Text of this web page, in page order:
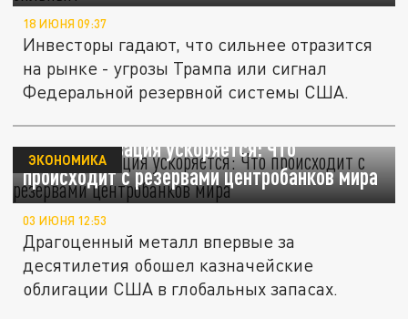
18 ИЮНЯ 09:37
Инвесторы гадают, что сильнее отразится
на рынке - угрозы Трампа или сигнал
Федеральной резервной системы США.
Дедолларизация ускоряется: Что
происходит с резервами центробанков мира
ЭКОНОМИКА
03 ИЮНЯ 12:53
Драгоценный металл впервые за
десятилетия обошел казначейские
облигации США в глобальных запасах.